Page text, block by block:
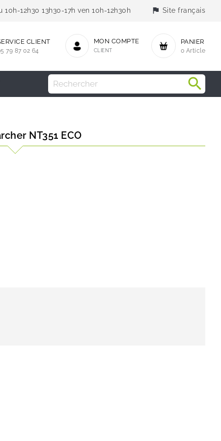
12h30 13h30-17h ven 10h-12h30h flag Site français
PANIER
0 Article
MON COMPTE
CLIENT
CLIENT
79 87 02 64
NT351 ECO